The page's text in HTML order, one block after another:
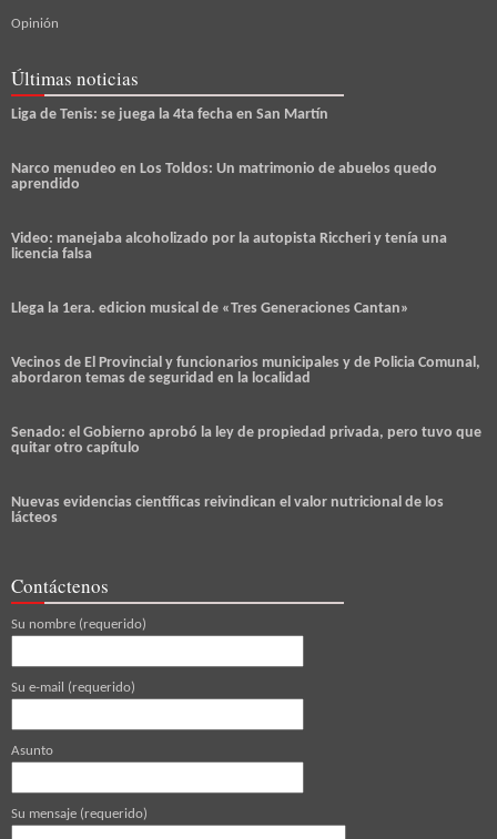
Opinión
Últimas noticias
Liga de Tenis: se juega la 4ta fecha en San Martín
Narco menudeo en Los Toldos: Un matrimonio de abuelos quedo
aprendido
Video: manejaba alcoholizado por la autopista Riccheri y tenía una
licencia falsa
Llega la 1era. edicion musical de «Tres Generaciones Cantan»
Vecinos de El Provincial y funcionarios municipales y de Policia Comunal,
abordaron temas de seguridad en la localidad
Senado: el Gobierno aprobó la ley de propiedad privada, pero tuvo que
quitar otro capítulo
Nuevas evidencias científicas reivindican el valor nutricional de los
lácteos
Contáctenos
Su nombre (requerido)
Su e-mail (requerido)
Asunto
Su mensaje (requerido)